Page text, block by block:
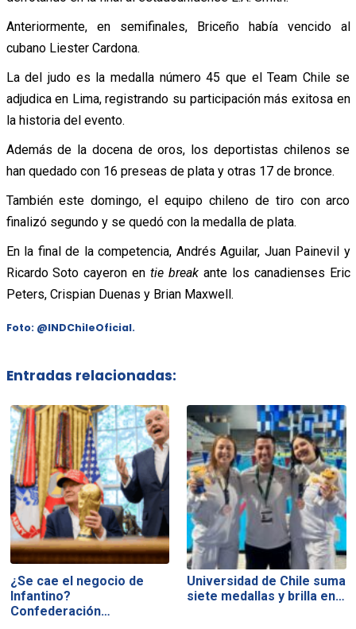
Anteriormente, en semifinales, Briceño había vencido al
cubano Liester Cardona.
La del judo es la medalla número 45 que el Team Chile se
adjudica en Lima, registrando su participación más exitosa en
la historia del evento.
Además de la docena de oros, los deportistas chilenos se
han quedado con 16 preseas de plata y otras 17 de bronce.
También este domingo, el equipo chileno de tiro con arco
finalizó segundo y se quedó con la medalla de plata.
En la final de la competencia, Andrés Aguilar, Juan Painevil y
Ricardo Soto cayeron entie breakante los canadienses Eric
Peters, Crispian Duenas y Brian Maxwell.
Foto: @INDChileOficial.
Entradas relacionadas:
¿Se cae el negocio de
Infantino?
Confederación…
Universidad de Chile suma
siete medallas y brilla en…